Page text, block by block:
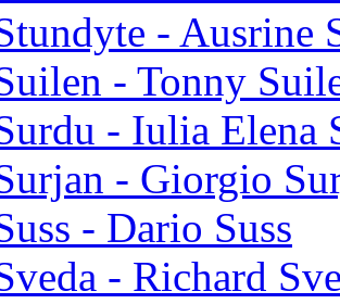
- Ausrine
- Tonny
- Iulia Elena
- Giorgio
- Dario Suss
- Richard